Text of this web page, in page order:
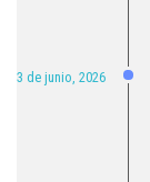
3 de junio, 2026